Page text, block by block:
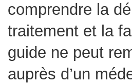
comprendre la
traitement et la
guide ne peut
auprès d’un